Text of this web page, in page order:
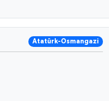
Atatürk-Osmangazi